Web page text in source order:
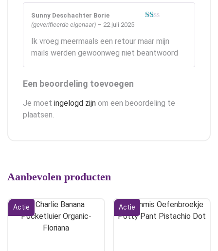
uit
5
Sunny Deschachter Borie
(geverifieerde eigenaar) – 22 juli 2025
Ik vroeg meermaals een retour maar mijn
mails werden gewoonweg niet beantwoord
Een beoordeling toevoegen
Je moet ingelogd zijn om een beoordeling te
plaatsen.
Aanbevolen producten
Actie Actie